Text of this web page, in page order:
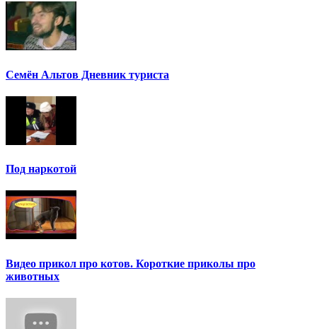
Семён Альтов Дневник туриста
Под наркотой
Видео прикол про котов. Короткие приколы про
животных